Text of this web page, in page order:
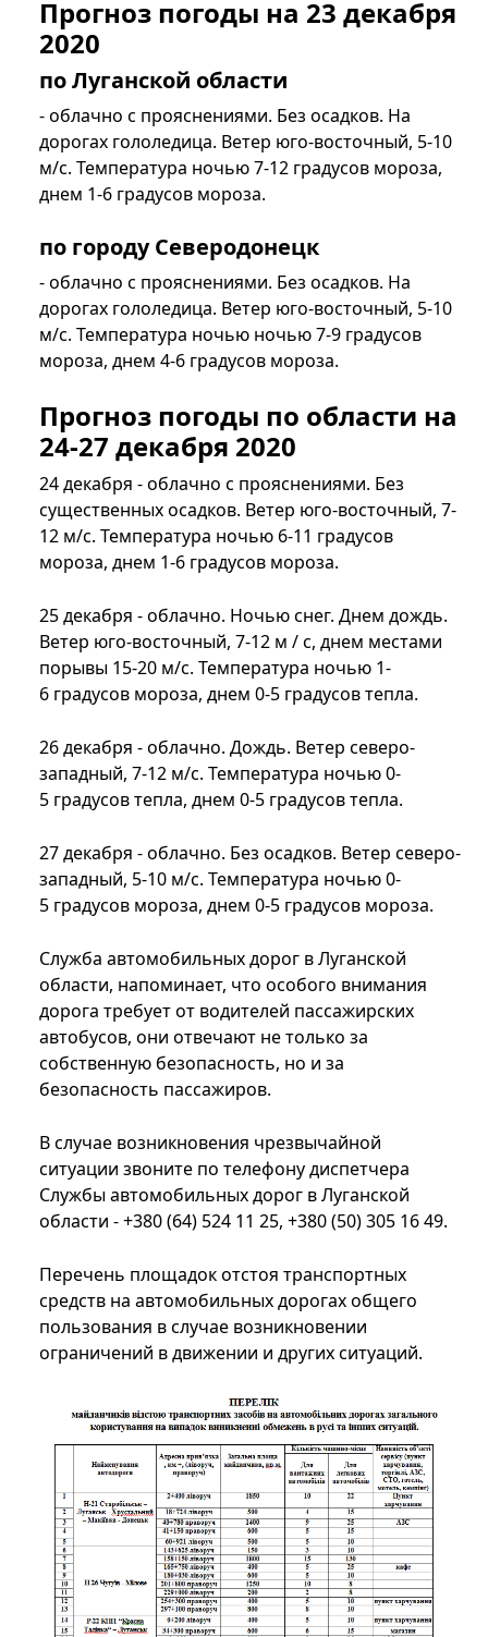
Прогноз погоды на 23 декабря
2020
по Луганской области
- облачно с прояснениями. Без осадков. На
дорогах гололедица. Ветер юго-восточный, 5-10
м/с. Температура ночью 7-12 градусов мороза,
днем 1-6 градусов мороза.
по городу Северодонецк
- облачно с прояснениями. Без осадков. На
дорогах гололедица. Ветер юго-восточный, 5-10
м/с. Температура ночью ночью 7-9 градусов
мороза, днем 4-6 градусов мороза.
Прогноз погоды по области на
24-27 декабря 2020
24 декабря - облачно с прояснениями. Без
существенных осадков. Ветер юго-восточный, 7-
12 м/с. Температура ночью 6-11 градусов
мороза, днем 1-6 градусов мороза.
25 декабря - облачно. Ночью снег. Днем дождь.
Ветер юго-восточный, 7-12 м / с, днем местами
порывы 15-20 м/с. Температура ночью 1-
6 градусов мороза, днем 0-5 градусов тепла.
26 декабря - облачно. Дождь. Ветер северо-
западный, 7-12 м/с. Температура ночью 0-
5 градусов тепла, днем 0-5 градусов тепла.
27 декабря - облачно. Без осадков. Ветер северо-
западный, 5-10 м/с. Температура ночью 0-
5 градусов мороза, днем 0-5 градусов мороза.
Служба автомобильных дорог в Луганской
области, напоминает, что особого внимания
дорога требует от водителей пассажирских
автобусов, они отвечают не только за
собственную безопасность, но и за
безопасность пассажиров.
В случае возникновения чрезвычайной
ситуации звоните по телефону диспетчера
Службы автомобильных дорог в Луганской
области - +380 (64) 524 11 25, +380 (50) 305 16 49.
Перечень площадок отстоя транспортных
средств на автомобильных дорогах общего
пользования в случае возникновении
ограничений в движении и других ситуаций.